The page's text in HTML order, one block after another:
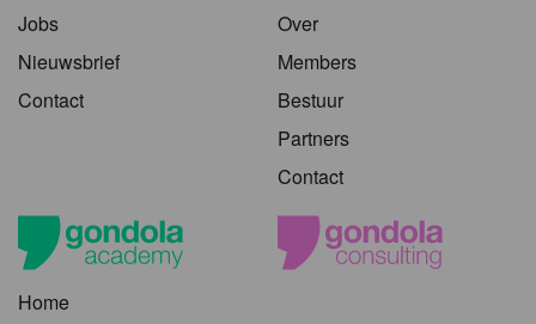
Jobs
Nieuwsbrief
Contact
Over
Members
Bestuur
Partners
Contact
Home